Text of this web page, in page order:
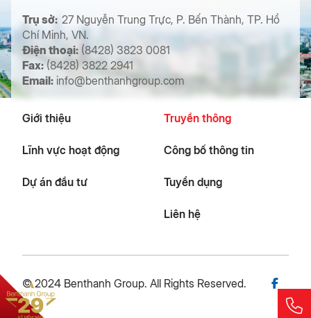
Trụ sở: 27 Nguyễn Trung Trực, P. Bến Thành, TP. Hồ
Chí Minh, VN.
Điện thoại: (8428) 3823 0081
Fax:(8428) 3822 2941
Email: info@benthanhgroup.com
Giới thiệu
Lĩnh vực hoạt động
Dự án đầu tư
Truyền thông
Công bố thông tin
Tuyển dụng
Liên hệ
© 2024 Benthanh Group. All Rights Reserved.